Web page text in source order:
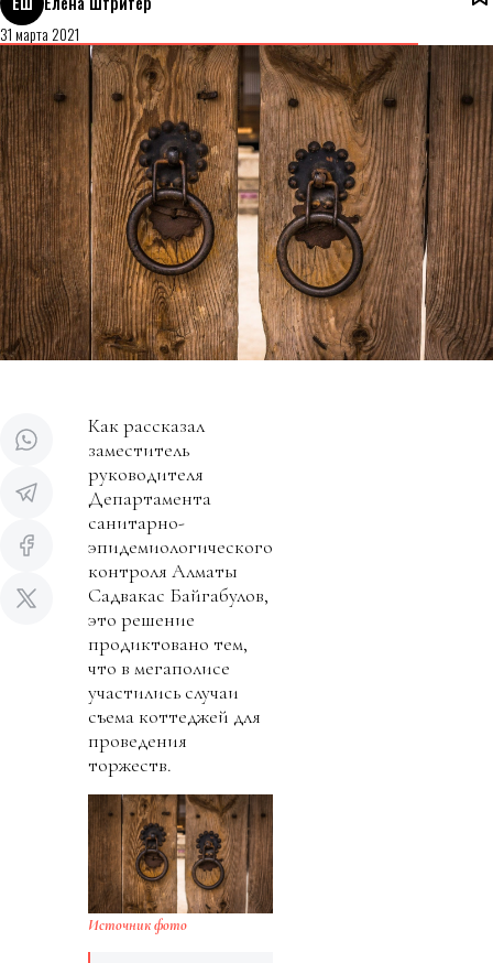
31 марта 2021
Как рассказал
заместитель
руководителя
Департамента
санитарно-
эпидемиологического
контроля Алматы
Садвакас Байгабулов,
это решение
продиктовано тем,
что в мегаполисе
участились случаи
съема коттеджей для
проведения
торжеств.
Источник фото